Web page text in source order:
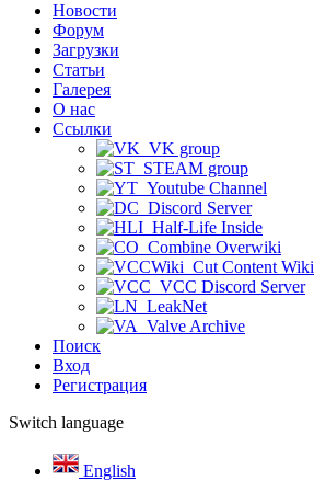
Новости
Форум
Загрузки
Статьи
Галерея
О нас
Ссылки
VK group
STEAM group
Youtube Channel
Discord Server
Half-Life Inside
Combine Overwiki
Cut Content Wiki
VCC Discord Server
LeakNet
Valve Archive
Поиск
Вход
Регистрация
Switch language
English